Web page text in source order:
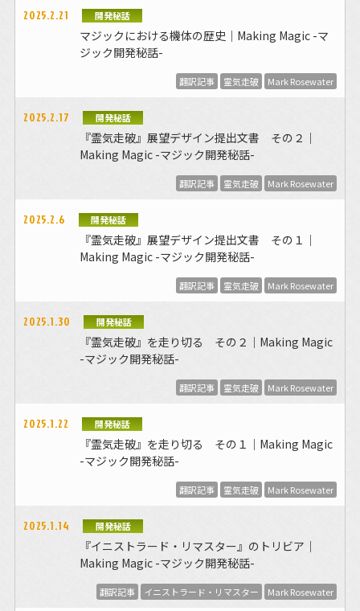
2025.2.21 開発秘話
マジックにおける機体の歴史｜Making Magic -マ
ジック開発秘話-
翻訳記事 霊気走破 Mark Rosewater
2025.2.17 開発秘話
『霊気走破』展望デザイン提出文書 その２｜
Making Magic -マジック開発秘話-
翻訳記事 霊気走破 Mark Rosewater
2025.2.6 開発秘話
『霊気走破』展望デザイン提出文書 その１｜
Making Magic -マジック開発秘話-
翻訳記事 霊気走破 Mark Rosewater
2025.1.30 開発秘話
『霊気走破』を走り切る その２｜Making Magic
-マジック開発秘話-
翻訳記事 霊気走破 Mark Rosewater
2025.1.22 開発秘話
『霊気走破』を走り切る その１｜Making Magic
-マジック開発秘話-
翻訳記事 霊気走破 Mark Rosewater
2025.1.14 開発秘話
『イニストラード・リマスター』のトリビア｜
Making Magic -マジック開発秘話-
翻訳記事 イニストラード・リマスター Mark Rosewater